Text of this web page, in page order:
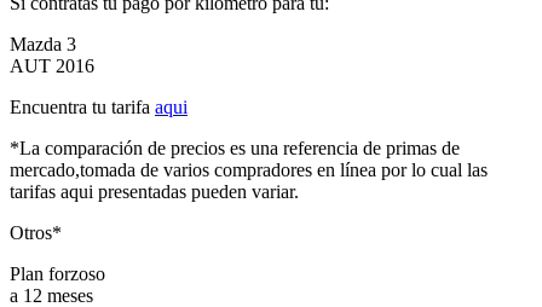
Mazda 3
AUT 2016
Encuentra tu tarifa aqui
*La comparación de precios es una referencia de primas de
mercado,tomada de varios compradores en línea por lo cual las
tarifas aqui presentadas pueden variar.
Otros*
Plan forzoso
a 12 meses